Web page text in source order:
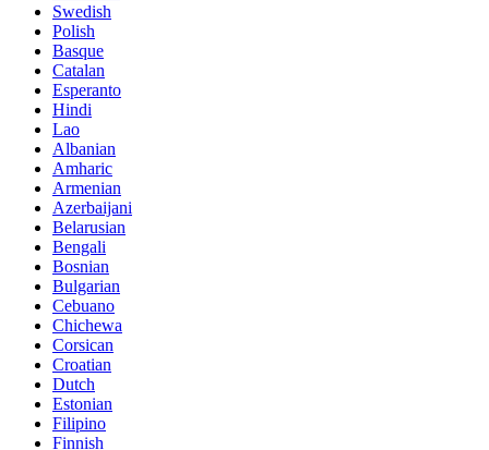
Swedish
Polish
Basque
Catalan
Esperanto
Hindi
Lao
Albanian
Amharic
Armenian
Azerbaijani
Belarusian
Bengali
Bosnian
Bulgarian
Cebuano
Chichewa
Corsican
Croatian
Dutch
Estonian
Filipino
Finnish